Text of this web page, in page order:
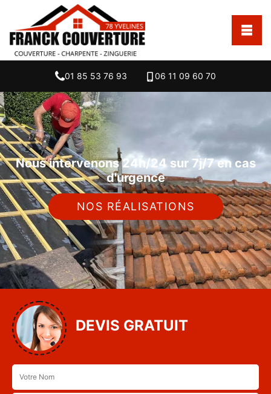
01 85 53 76 93 06 11 09 60 70
Nous intervenons 24h/24 sur 7j/7 en cas
d'urgence
NOS RÉALISATIONS
DEVIS GRATUIT